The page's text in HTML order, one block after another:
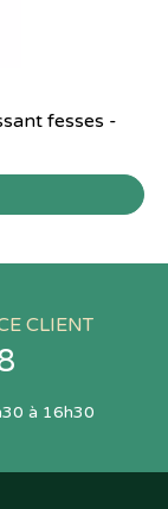
fesses -
CLIENT
à 16h30